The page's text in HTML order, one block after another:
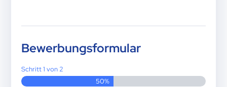
Bewerbungsformular
Schritt1 von 2
50%